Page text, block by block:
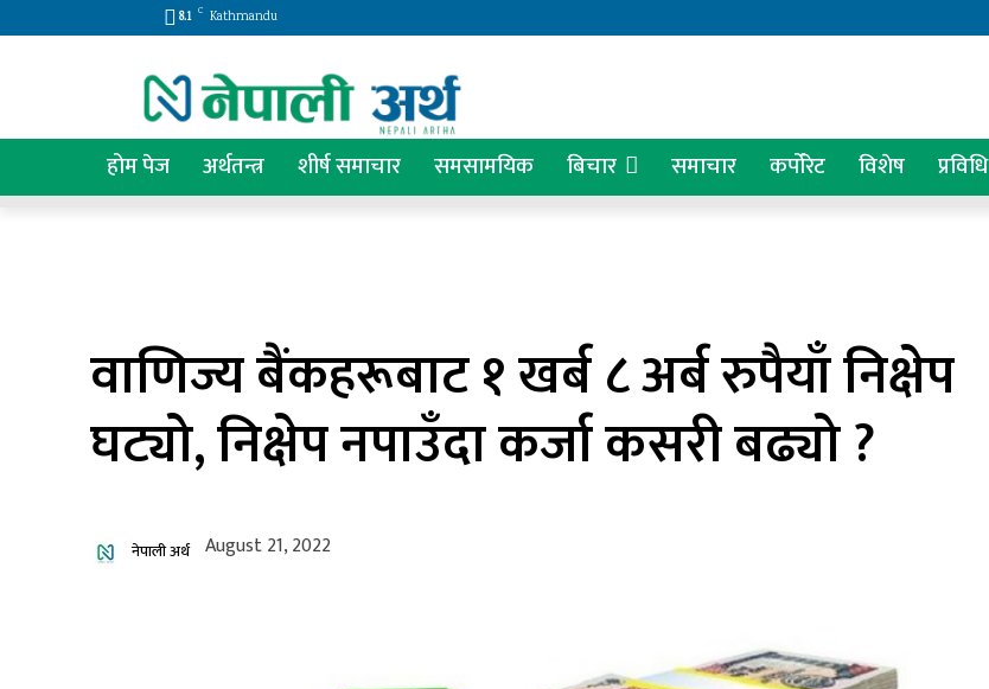
8.1 C Kathmandu
होम पेज अर्थतन्त्र शीर्ष समाचार समसामयिक बिचार समाचार कर्पोरेट विशेष प्रविधि
वाणिज्य बैंकहरूबाट १ खर्ब ८ अर्ब रुपैयाँ निक्षेप
घट्यो, निक्षेप नपाउँदा कर्जा कसरी बढ्यो ?
नेपाली अर्थ August 21, 2022